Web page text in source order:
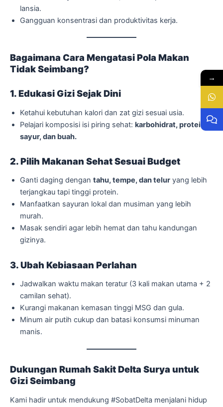
lansia.
Gangguan konsentrasi dan produktivitas kerja.
Bagaimana Cara Mengatasi Pola Makan
Tidak Seimbang?
1. Edukasi Gizi Sejak Dini
Ketahui kebutuhan kalori dan zat gizi sesuai usia.
Pelajari komposisi isi piring sehat: karbohidrat, protein,
sayur, dan buah.
2. Pilih Makanan Sehat Sesuai Budget
Ganti daging dengan tahu, tempe, dan telur yang lebih
terjangkau tapi tinggi protein.
Manfaatkan sayuran lokal dan musiman yang lebih
murah.
Masak sendiri agar lebih hemat dan tahu kandungan
gizinya.
3. Ubah Kebiasaan Perlahan
Jadwalkan waktu makan teratur (3 kali makan utama + 2
camilan sehat).
Kurangi makanan kemasan tinggi MSG dan gula.
Minum air putih cukup dan batasi konsumsi minuman
manis.
Dukungan Rumah Sakit Delta Surya untuk
Gizi Seimbang
Kami hadir untuk mendukung #SobatDelta menjalani hidup
→